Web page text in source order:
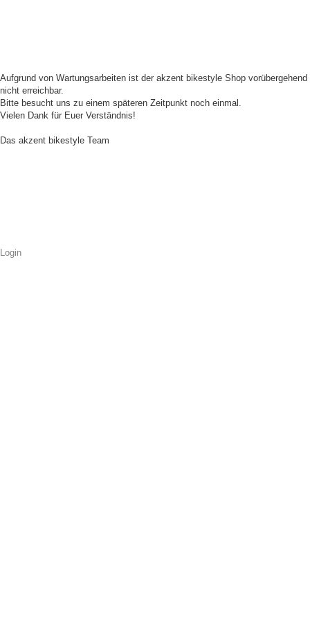
Aufgrund von Wartungsarbeiten ist der akzent bikestyle Shop vorübergehend
nicht erreichbar.
Bitte besucht uns zu einem späteren Zeitpunkt noch einmal.
Vielen Dank für Euer Verständnis!
Das akzent bikestyle Team
Login